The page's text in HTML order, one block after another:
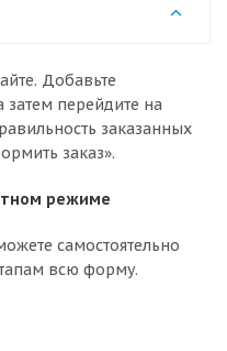
Добавьте
перейдите на
заказанных
заказ».
режиме
самостоятельно
всю форму.